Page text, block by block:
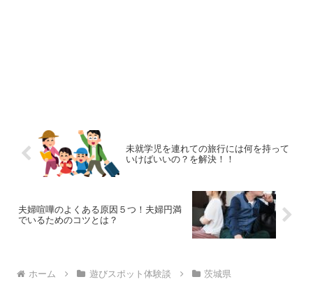
未就学児を連れての旅行には何を持って
いけばいいの？を解決！！
夫婦喧嘩のよくある原因５つ！夫婦円満
でいるためのコツとは？
ホーム 遊びスポット体験談 茨城県